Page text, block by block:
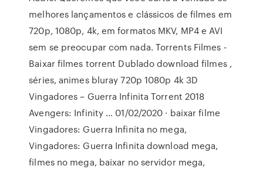
melhores lançamentos e clássicos de filmes em
720p, 1080p, 4k, em formatos MKV, MP4 e AVI
sem se preocupar com nada. Torrents Filmes -
Baixar filmes torrent Dublado download filmes ,
séries, animes bluray 720p 1080p 4k 3D
Vingadores – Guerra Infinita Torrent 2018
Avengers: Infinity … 01/02/2020 · baixar filme
Vingadores: Guerra Infinita no mega,
Vingadores: Guerra Infinita download mega,
filmes no mega, baixar no servidor mega,